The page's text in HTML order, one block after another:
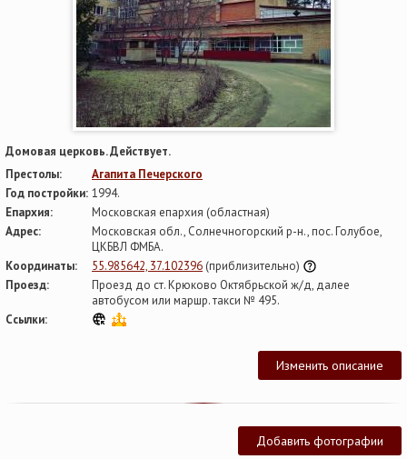
Домовая церковь. Действует.
Престолы:
Агапита Печерского
Год постройки: 1994.
Епархия:
Московская епархия (областная)
Адрес:
Московская обл., Солнечногорский р-н., пос. Голубое,
ЦКБВЛ ФМБА.
Координаты:
55.985642, 37.102396 (приблизительно)
Проезд:
Проезд до ст. Крюково Октябрьской ж/д, далее
автобусом или маршр. такси № 495.
Ссылки:
Изменить описание
Добавить фотографии